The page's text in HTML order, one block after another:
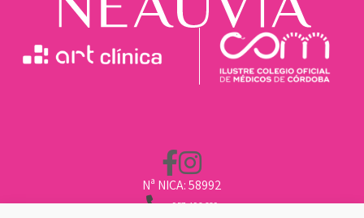
Nª NICA: 58992
957 496 669